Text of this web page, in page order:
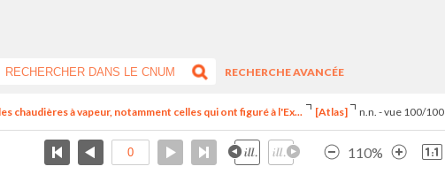
RECHERCHE AVANCÉE
chaudières à vapeur, notamment celles qui ont figuré à l'Ex... [Atlas] n.n. - vue 100/100
110%